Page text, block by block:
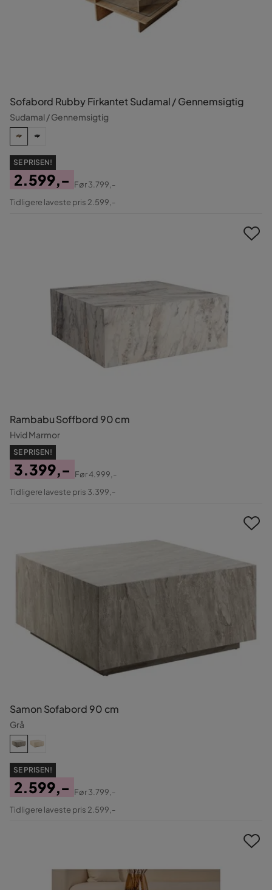
Sofabord Rubby Firkantet Sudamal / Gennemsigtig
Sudamal / Gennemsigtig
SE PRISEN!
Pris
2.599,-
Original
Før3.799,-
Tidligere laveste pris 2.599,-
Rambabu Soffbord 90 cm
Hvid Marmor
SE PRISEN!
Pris
3.399,-
Original
Før4.999,-
Tidligere laveste pris 3.399,-
Samon Sofabord 90 cm
Grå
SE PRISEN!
Pris
2.599,-
Original
Før3.799,-
Tidligere laveste pris 2.599,-